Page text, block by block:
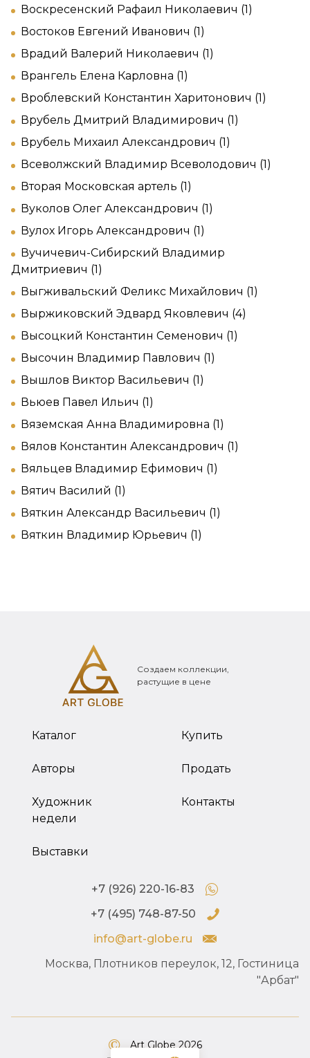
Воскресенский Рафаил Николаевич (1)
Востоков Евгений Иванович (1)
Врадий Валерий Николаевич (1)
Врангель Елена Карловна (1)
Вроблевский Константин Харитонович (1)
Врубель Дмитрий Владимирович (1)
Врубель Михаил Александрович (1)
Всеволжский Владимир Всеволодович (1)
Вторая Московская артель (1)
Вуколов Олег Александрович (1)
Вулох Игорь Александрович (1)
Вучичевич-Сибирский Владимир
Дмитриевич (1)
Выгживальский Феликс Михайлович (1)
Выржиковский Эдвард Яковлевич (4)
Высоцкий Константин Семенович (1)
Высочин Владимир Павлович (1)
Вышлов Виктор Васильевич (1)
Вьюев Павел Ильич (1)
Вяземская Анна Владимировна (1)
Вялов Константин Александрович (1)
Вяльцев Владимир Ефимович (1)
Вятич Василий (1)
Вяткин Александр Васильевич (1)
Вяткин Владимир Юрьевич (1)
Создаем коллекции,
растущие в цене
Каталог
Авторы
Художник
недели
Выставки
Купить
Продать
Контакты
+7 (926) 220-16-83
+7 (495) 748-87-50
info@art-globe.ru
Москва, Плотников переулок, 12, Гостиница
"Арбат"
Art Globe 2026